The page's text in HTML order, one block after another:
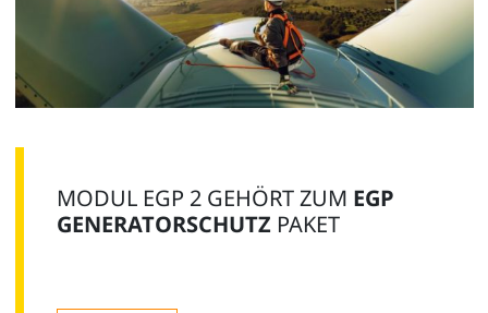
MODUL EGP 2 GEHÖRT ZUM EGP
GENERATORSCHUTZ PAKET